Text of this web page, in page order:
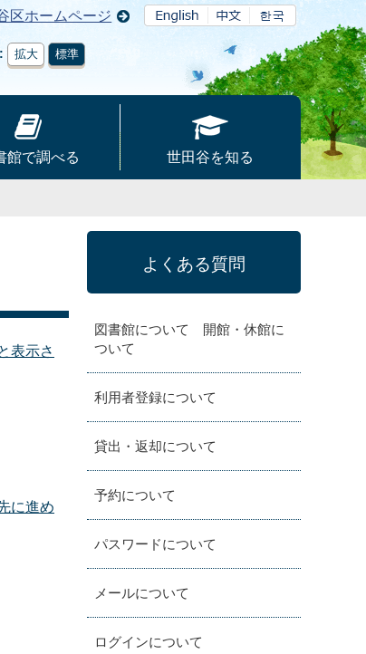
区ホームページ
拡大 標準
館で調べる 世田谷を知る
表示さ
に進め
よくある質問
図書館について 開館・休館に
ついて
利用者登録について
貸出・返却について
予約について
パスワードについて
メールについて
ログインについて